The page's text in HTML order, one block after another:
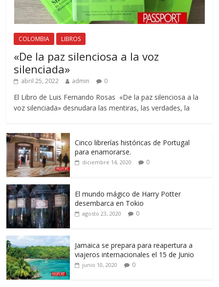
COLOMBIA LIBROS
«De la paz silenciosa a la voz
silenciada»
abril 25, 2022 admin 0
El Libro de Luis Fernando Rosas «De la paz silenciosa a la
voz silenciada» desnudara las mentiras, las verdades, la
Cinco librerías históricas de Portugal
para enamorarse.
diciembre 14, 2020 0
El mundo mágico de Harry Potter
desembarca en Tokio
agosto 23, 2020 0
Jamaica se prepara para reapertura a
viajeros internacionales el 15 de Junio
junio 10, 2020 0